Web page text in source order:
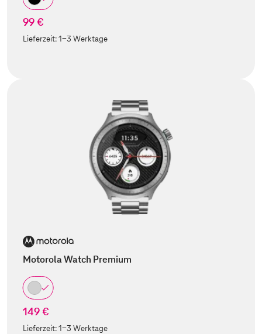
99 €
Lieferzeit:1-3 Werktage
Motorola Watch Premium
149 €
Lieferzeit:1-3 Werktage